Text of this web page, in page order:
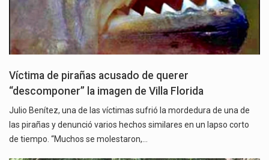
Víctima de pirañas acusado de querer
“descomponer” la imagen de Villa Florida
Julio Benítez, una de las víctimas sufrió la mordedura de una de
las pirañas y denunció varios hechos similares en un lapso corto
de tiempo. “Muchos se molestaron,…